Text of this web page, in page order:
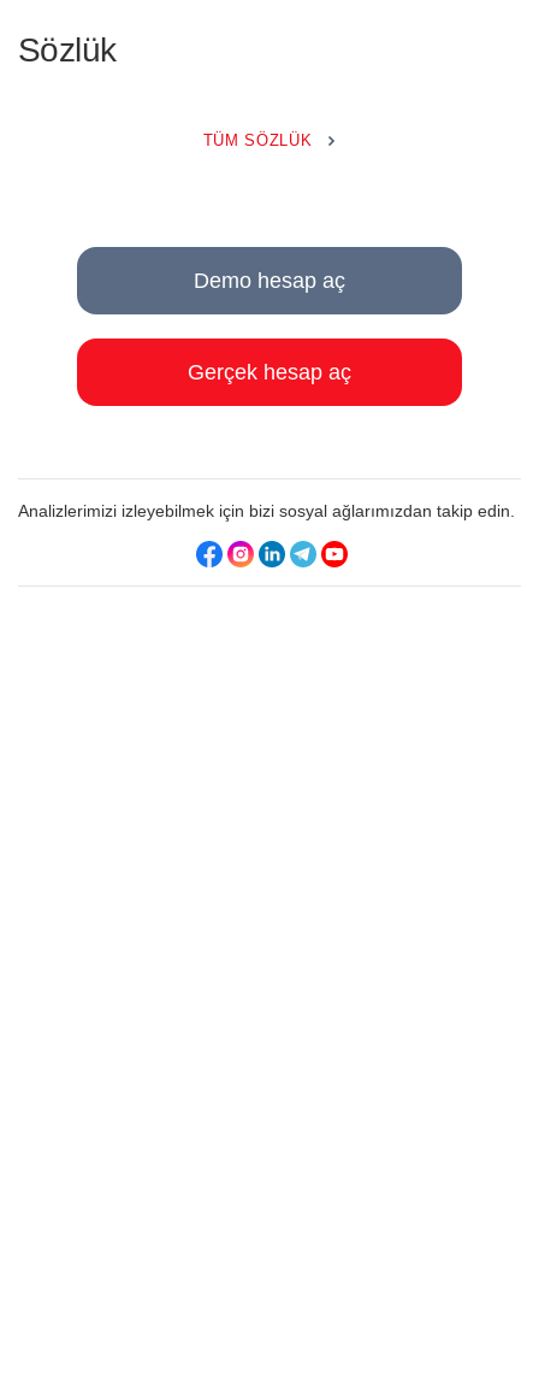
Sözlük
TÜM SÖZLÜK
Demo hesap aç
Gerçek hesap aç
Analizlerimizi izleyebilmek için bizi sosyal ağlarımızdan takip edin.